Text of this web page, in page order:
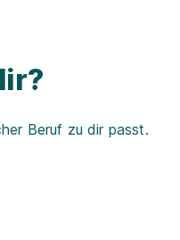
Beruf zu dir passt.